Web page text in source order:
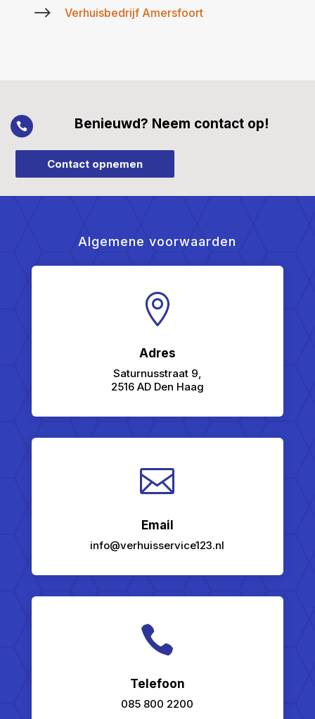
$ Verhuisbedrijf Amersfoort
 Benieuwd? Neem contact op!
Contact opnemen
Algemene voorwaarden

Adres
Saturnusstraat 9,
2516 AD Den Haag

Email
info@verhuisservice123.nl

Telefoon
085 800 2200